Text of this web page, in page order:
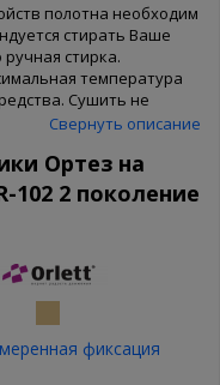
полотна необходим
стирать Ваше
стирка.
температура
Сушить не
и прямых
Свернуть описание
Ортез на
102 2 поколение
фиксация